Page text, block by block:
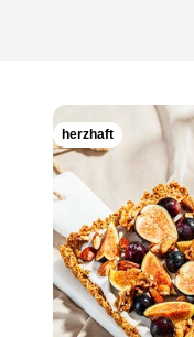
herzhaft